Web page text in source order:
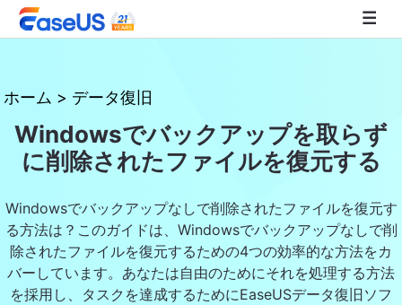
EaseUS
ホーム > データ復旧
Windowsでバックアップを取らず
に削除されたファイルを復元する
Windowsでバックアップなしで削除されたファイルを復元す
る方法は？このガイドは、Windowsでバックアップなしで削
除されたファイルを復元するための4つの効率的な方法をカ
バーしています。あなたは自由のためにそれを処理する方法
を採用し、タスクを達成するためにEaseUSデータ復旧ソフ